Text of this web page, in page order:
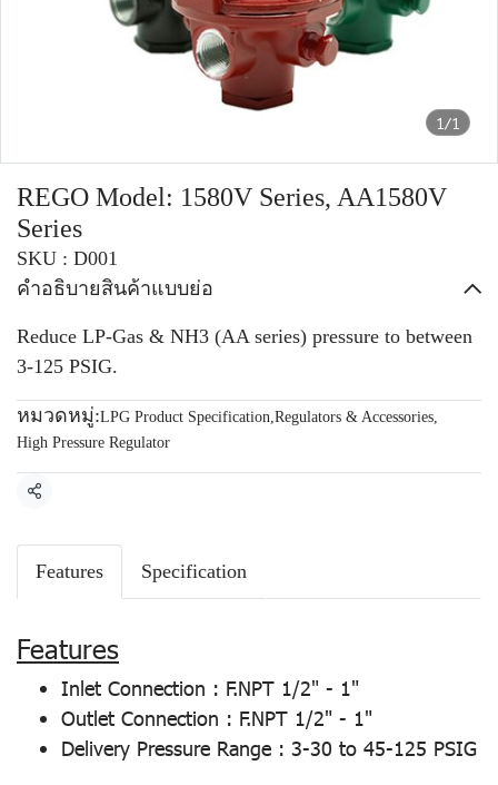
1/1
REGO Model: 1580V Series, AA1580V
Series
SKU : D001
คำอธิบายสินค้าแบบย่อ
Reduce LP-Gas & NH3 (AA series) pressure to between
3-125 PSIG.
หมวดหมู่:LPG Product Specification,Regulators & Accessories,
High Pressure Regulator
แชร์
Features Specification
Features
Inlet Connection : F.NPT 1/2" - 1"
Outlet Connection : F.NPT 1/2" - 1"
Delivery Pressure Range : 3-30 to 45-125 PSIG